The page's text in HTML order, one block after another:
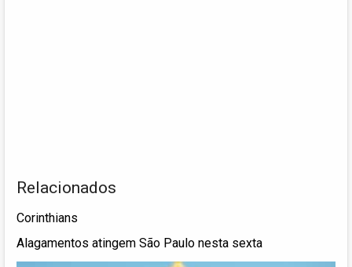
Relacionados
Corinthians
Alagamentos atingem São Paulo nesta sexta